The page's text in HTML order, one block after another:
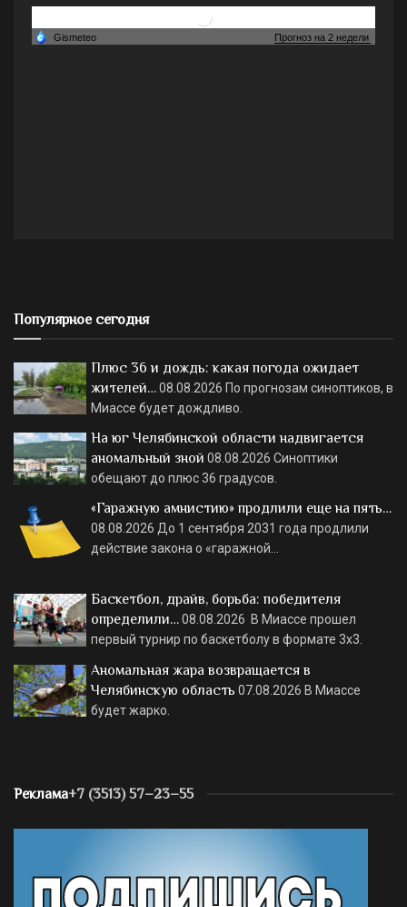
Популярное сегодня
Плюс 36 и дождь: какая погода ожидает
жителей…08.08.2026 По прогнозам синоптиков, в
Миассе будет дождливо.
На юг Челябинской области надвигается
аномальный зной 08.08.2026 Синоптики
обещают до плюс 36 градусов.
«Гаражную амнистию» продлили еще на пять…
08.08.2026 До 1 сентября 2031 года продлили
действие закона о «гаражной…
Баскетбол, драйв, борьба: победителя
определили…08.08.2026 В Миассе прошел
первый турнир по баскетболу в формате 3х3.
Аномальная жара возвращается в
Челябинскую область 07.08.2026 В Миассе
будет жарко.
Реклама+7 (3513) 57–23–55